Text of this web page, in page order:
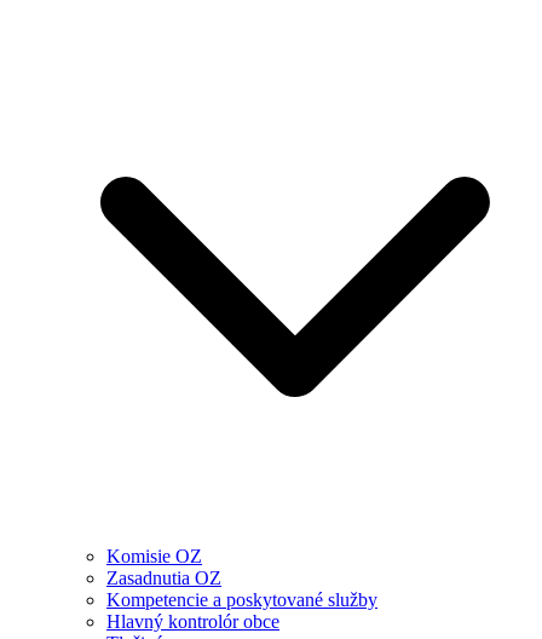
Komisie OZ
Zasadnutia OZ
Kompetencie a poskytované služby
Hlavný kontrolór obce